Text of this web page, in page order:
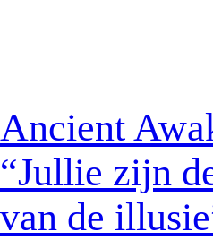
Ancient
“Jullie zijn
van de